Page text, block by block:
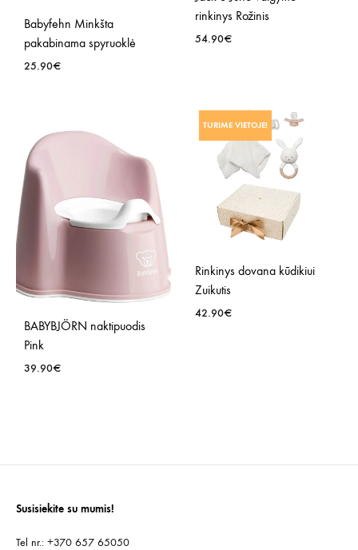
Babyfehn Minkšta
pakabinama spyruoklė
25.90€
rinkinys Rožinis
54.90€
BABYBJÖRN naktipuodis
Pink
39.90€
TURIME VIETOJE!
Rinkinys dovana kūdikiui
Zuikutis
42.90€
Susisiekite su mumis!
Tel nr.: +370 657 65050